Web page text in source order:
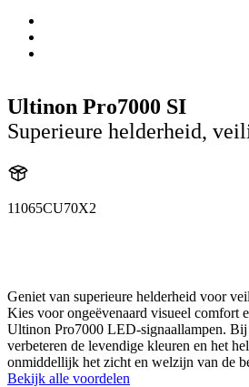
Ultinon Pro7000 SI
Superieure helderheid,
11065CU70X2
Geniet van superieure helderheid voor
Kies voor ongeëvenaard visueel comfort
Ultinon Pro7000 LED-signaallampen. Bij
verbeteren de levendige kleuren en het
onmiddellijk het zicht en welzijn van de
Bekijk alle voordelen